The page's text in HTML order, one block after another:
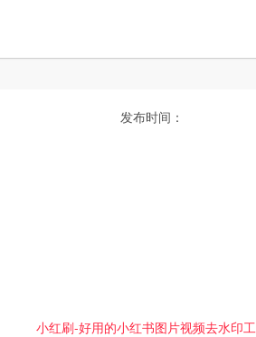
发布时间：
小红刷-好用的小红书图片视频去水印